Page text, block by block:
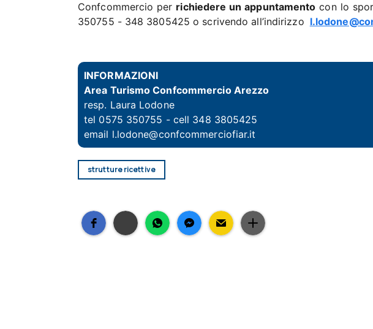
Confcommercio per richiedere un appuntamento con lo
350755 - 348 3805425 o scrivendo all’indirizzo
INFORMAZIONI
Area Turismo Confcommercio Arezzo
resp. Laura Lodone
tel 0575 350755 - cell 348 3805425
email l.lodone@confcommerciofiar.it
strutture ricettive